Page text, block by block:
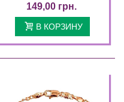
149,00 грн.
В КОРЗИНУ